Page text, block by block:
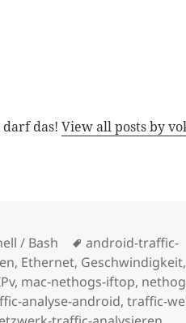
das!View all posts by
/ Bash Tags
android-traffic-
, Ethernet, Geschwindigkeit
, mac-nethogs-iftop,
analyse-android,traffic-